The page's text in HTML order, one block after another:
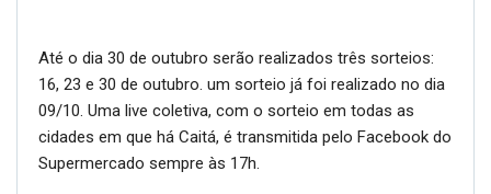
Até o dia 30 de outubro serão realizados três sorteios:
16, 23 e 30 de outubro. um sorteio já foi realizado no dia
09/10. Uma live coletiva, com o sorteio em todas as
cidades em que há Caitá, é transmitida pelo Facebook do
Supermercado sempre às 17h.